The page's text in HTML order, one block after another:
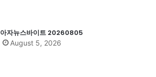
아자뉴스바이트 20260805
August 5, 2026